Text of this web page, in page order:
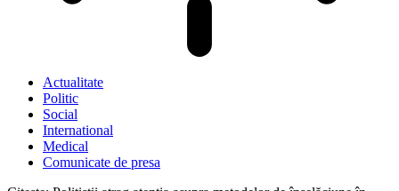
Actualitate
Politic
Social
International
Medical
Comunicate de presa